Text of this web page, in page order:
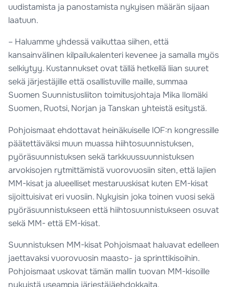
uudistamista ja panostamista nykyisen määrän sijaan
laatuun.
– Haluamme yhdessä vaikuttaa siihen, että
kansainvälinen kilpailukalenteri kevenee ja samalla myös
selkiytyy. Kustannukset ovat tällä hetkellä liian suuret
sekä järjestäjille että osallistuville maille, summaa
Suomen Suunnistusliiton toimitusjohtaja Mika Ilomäki
Suomen, Ruotsi, Norjan ja Tanskan yhteistä esitystä.
Pohjoismaat ehdottavat heinäkuiselle IOF:n kongressille
päätettäväksi muun muassa hiihtosuunnistuksen,
pyöräsuunnistuksen sekä tarkkuussuunnistuksen
arvokisojen rytmittämistä vuorovuosiin siten, että lajien
MM-kisat ja alueelliset mestaruuskisat kuten EM-kisat
sijoittuisivat eri vuosiin. Nykyisin joka toinen vuosi sekä
pyöräsuunnistukseen että hiihtosuunnistukseen osuvat
sekä MM- että EM-kisat.
Suunnistuksen MM-kisat Pohjoismaat haluavat edelleen
jaettavaksi vuorovuosin maasto- ja sprinttikisoihin.
Pohjoismaat uskovat tämän mallin tuovan MM-kisoille
nykyistä useampia järjestäjäehdokkaita.